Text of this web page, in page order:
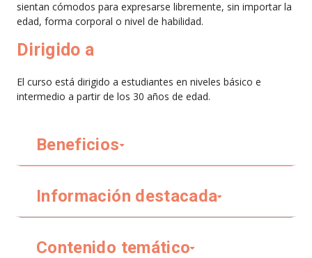
sientan cómodos para expresarse libremente, sin importar la
edad, forma corporal o nivel de habilidad.
Dirigido a
El curso está dirigido a estudiantes en niveles básico e
intermedio a partir de los 30 años de edad.
Beneficios
Información destacada
Contenido temático